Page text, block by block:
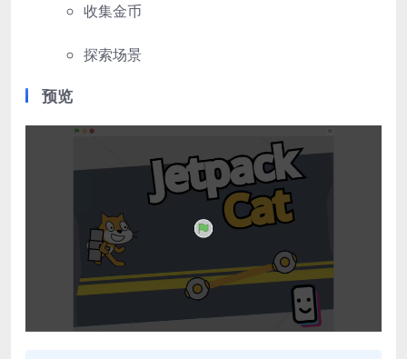
收集金币
探索场景
预览